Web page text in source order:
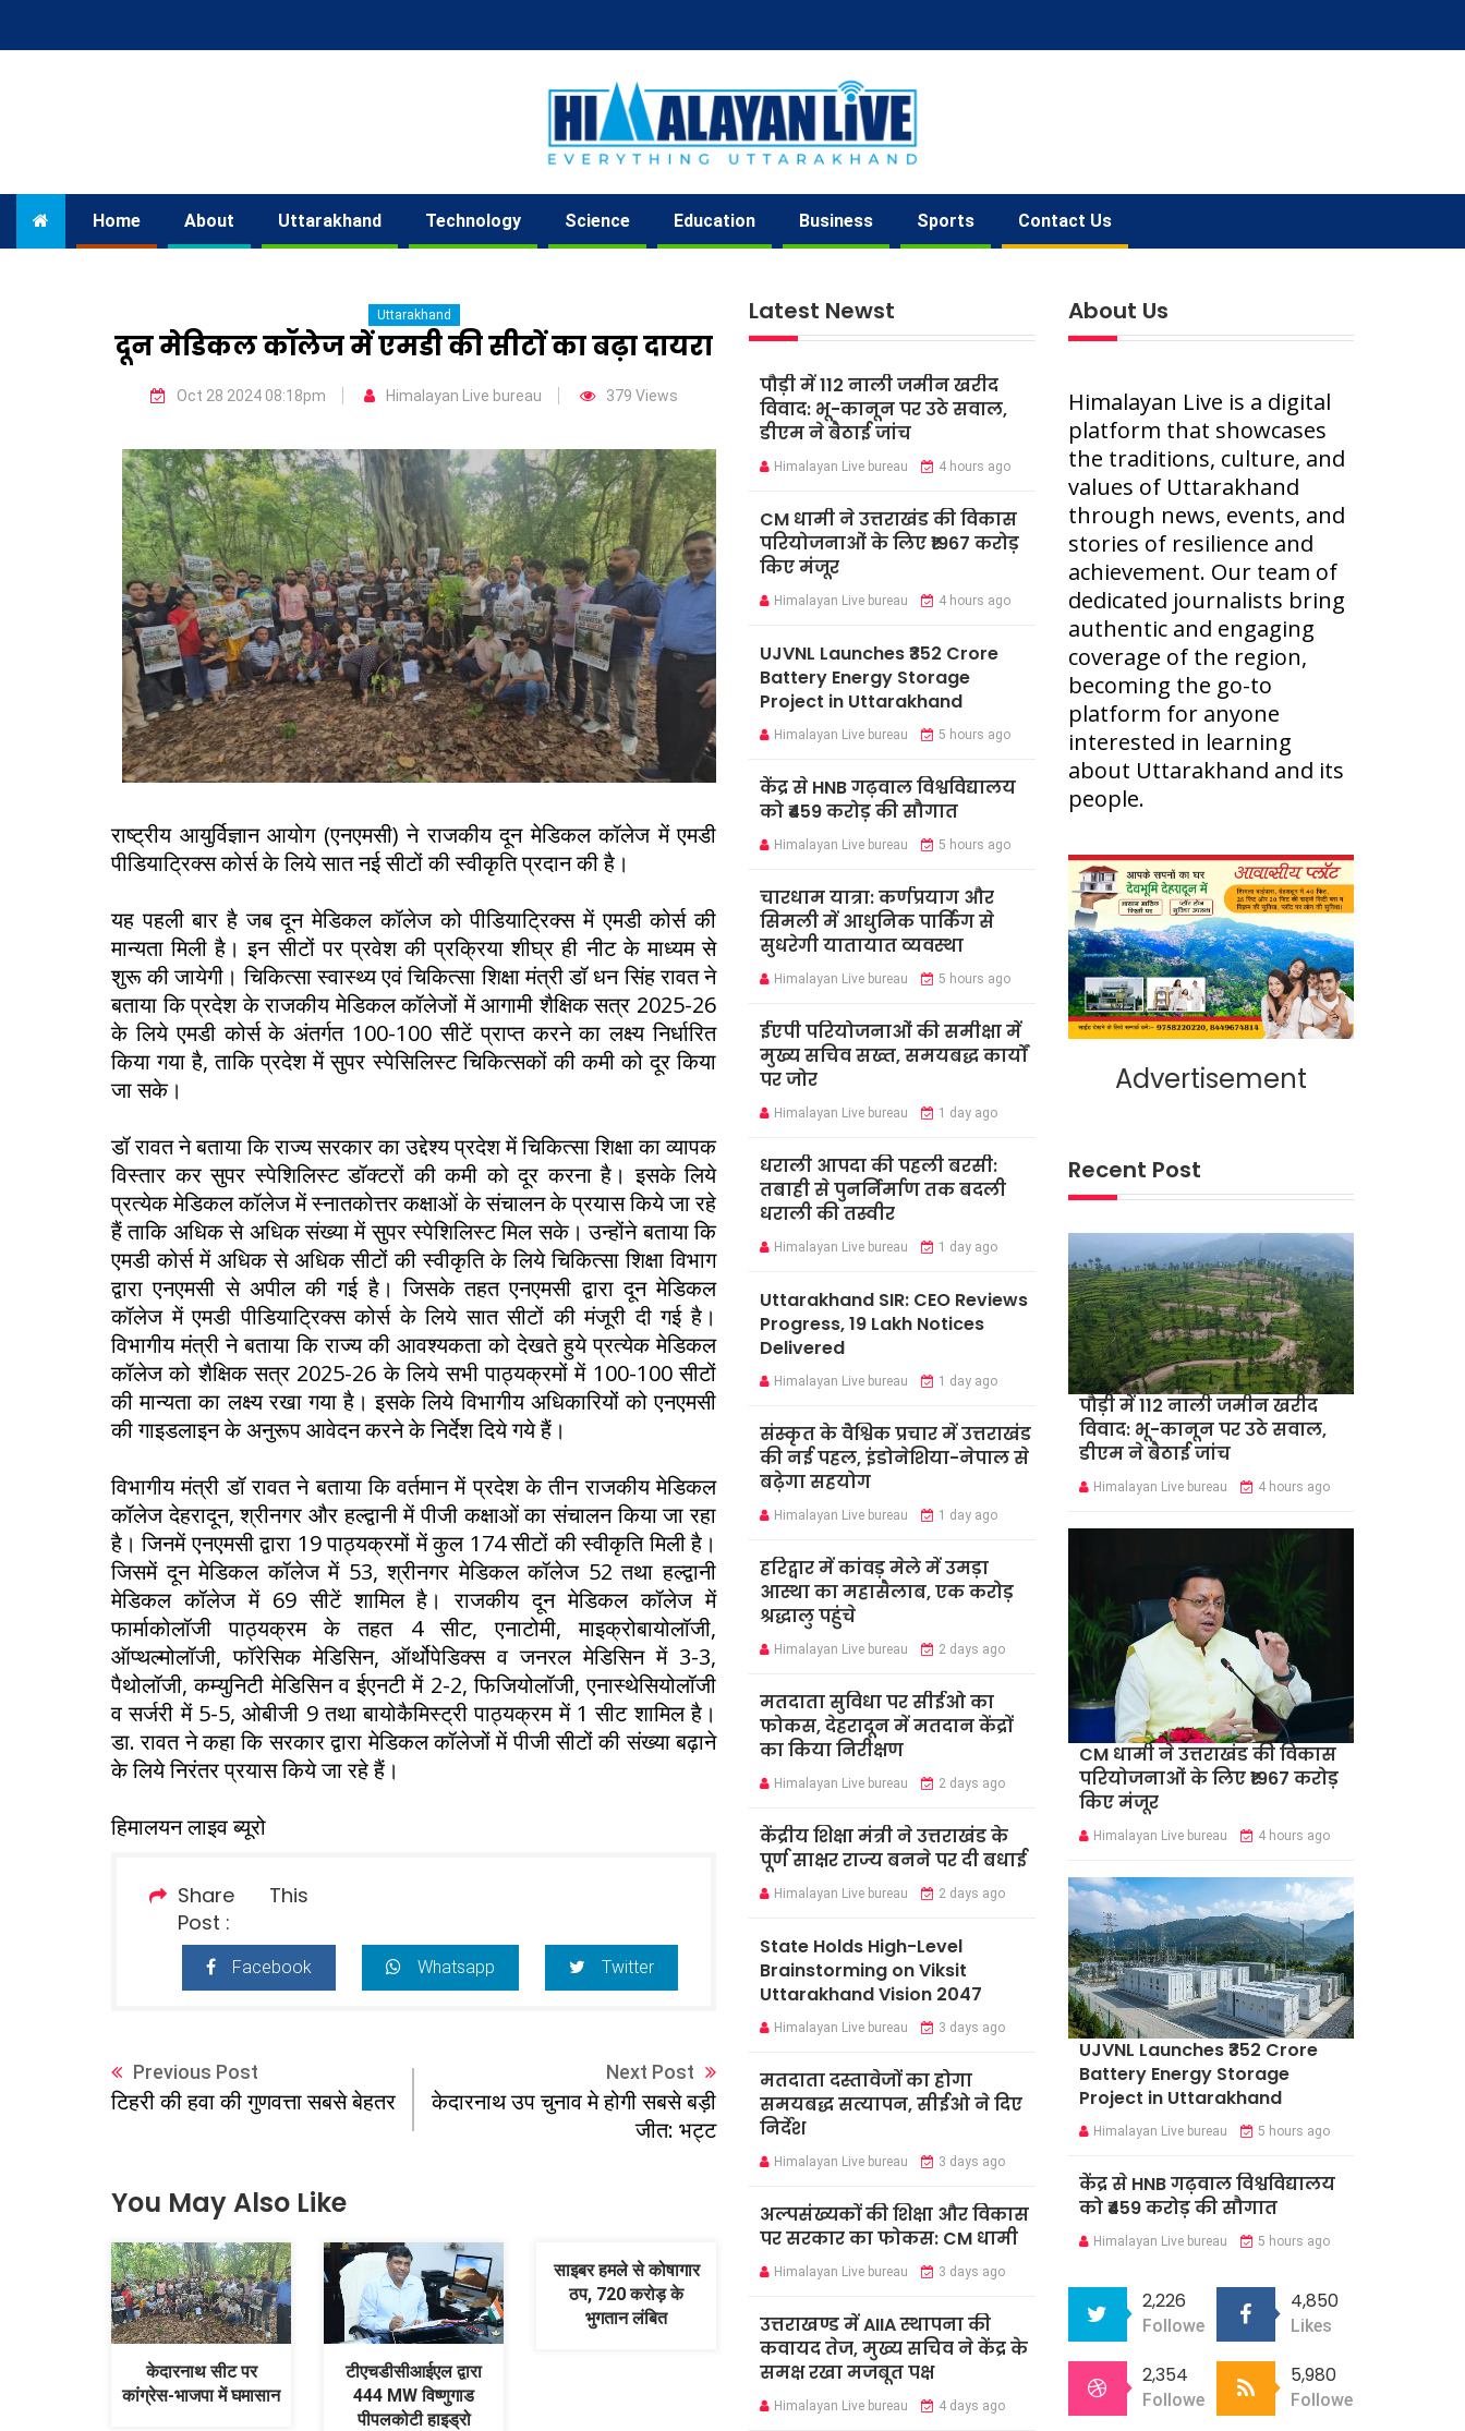
Home About Uttarakhand Technology Science Education Business Sports Contact Us
Uttarakhand
दून मेडिकल कॉलेज में एमडी की सीटों का बढ़ा दायरा
Oct 28 2024 08:18pm Himalayan Live bureau 379 Views
राष्ट्रीय आयुर्विज्ञान आयोग (एनएमसी) ने राजकीय दून मेडिकल कॉलेज में एमडी
पीडियाट्रिक्स कोर्स के लिये सात नई सीटों की स्वीकृति प्रदान की है।
यह पहली बार है जब दून मेडिकल कॉलेज को पीडियाट्रिक्स में एमडी कोर्स की
मान्यता मिली है। इन सीटों पर प्रवेश की प्रक्रिया शीघ्र ही नीट के माध्यम से
शुरू की जायेगी। चिकित्सा स्वास्थ्य एवं चिकित्सा शिक्षा मंत्री डॉ धन सिंह रावत ने
बताया कि प्रदेश के राजकीय मेडिकल कॉलेजों में आगामी शैक्षिक सत्र 2025-26
के लिये एमडी कोर्स के अंतर्गत 100-100 सीटें प्राप्त करने का लक्ष्य निर्धारित
किया गया है, ताकि प्रदेश में सुपर स्पेसिलिस्ट चिकित्सकों की कमी को दूर किया
जा सके।
डॉ रावत ने बताया कि राज्य सरकार का उद्देश्य प्रदेश में चिकित्सा शिक्षा का व्यापक
विस्तार कर सुपर स्पेशिलिस्ट डॉक्टरों की कमी को दूर करना है। इसके लिये
प्रत्येक मेडिकल कॉलेज में स्नातकोत्तर कक्षाओं के संचालन के प्रयास किये जा रहे
हैं ताकि अधिक से अधिक संख्या में सुपर स्पेशिलिस्ट मिल सके। उन्होंने बताया कि
एमडी कोर्स में अधिक से अधिक सीटों की स्वीकृति के लिये चिकित्सा शिक्षा विभाग
द्वारा एनएमसी से अपील की गई है। जिसके तहत एनएमसी द्वारा दून मेडिकल
कॉलेज में एमडी पीडियाट्रिक्स कोर्स के लिये सात सीटों की मंजूरी दी गई है।
विभागीय मंत्री ने बताया कि राज्य की आवश्यकता को देखते हुये प्रत्येक मेडिकल
कॉलेज को शैक्षिक सत्र 2025-26 के लिये सभी पाठ्यक्रमों में 100-100 सीटों
की मान्यता का लक्ष्य रखा गया है। इसके लिये विभागीय अधिकारियों को एनएमसी
की गाइडलाइन के अनुरूप आवेदन करने के निर्देश दिये गये हैं।
विभागीय मंत्री डॉ रावत ने बताया कि वर्तमान में प्रदेश के तीन राजकीय मेडिकल
कॉलेज देहरादून, श्रीनगर और हल्द्वानी में पीजी कक्षाओं का संचालन किया जा रहा
है। जिनमें एनएमसी द्वारा 19 पाठ्यक्रमों में कुल 174 सीटों की स्वीकृति मिली है।
जिसमें दून मेडिकल कॉलेज में 53, श्रीनगर मेडिकल कॉलेज 52 तथा हल्द्वानी
मेडिकल कॉलेज में 69 सीटें शामिल है। राजकीय दून मेडिकल कॉलेज में
फार्माकोलॉजी पाठ्यक्रम के तहत 4 सीट, एनाटोमी, माइक्रोबायोलॉजी,
ऑप्थल्मोलॉजी, फॉरेसिक मेडिसिन, ऑर्थोपेडिक्स व जनरल मेडिसिन में 3-3,
पैथोलॉजी, कम्युनिटी मेडिसिन व ईएनटी में 2-2, फिजियोलॉजी, एनास्थेसियोलॉजी
व सर्जरी में 5-5, ओबीजी 9 तथा बायोकैमिस्ट्री पाठ्यक्रम में 1 सीट शामिल है।
डा. रावत ने कहा कि सरकार द्वारा मेडिकल कॉलेजों में पीजी सीटों की संख्या बढ़ाने
के लिये निरंतर प्रयास किये जा रहे हैं।
हिमालयन लाइव ब्यूरो
Share This
Post :
Facebook Whatsapp Twitter
Previous Post
टिहरी की हवा की गुणवत्ता सबसे बेहतर
Next Post
केदारनाथ उप चुनाव मे होगी सबसे बड़ी
जीत: भट्ट
You May Also Like
केदारनाथ सीट पर
कांग्रेस-भाजपा में घमासान
टीएचडीसीआईएल द्वारा
444 MW विष्णुगाड
पीपलकोटी हाइड्रो
साइबर हमले से कोषागार
ठप, 720 करोड़ के
भुगतान लंबित
Latest Newst
पौड़ी में 112 नाली जमीन खरीद
विवाद: भू-कानून पर उठे सवाल,
डीएम ने बैठाई जांच
Himalayan Live bureau 4 hours ago
CM धामी ने उत्तराखंड की विकास
परियोजनाओं के लिए ₹1967 करोड़
किए मंजूर
Himalayan Live bureau 4 hours ago
UJVNL Launches ₹352 Crore
Battery Energy Storage
Project in Uttarakhand
Himalayan Live bureau 5 hours ago
केंद्र से HNB गढ़वाल विश्वविद्यालय
को ₹459 करोड़ की सौगात
Himalayan Live bureau 5 hours ago
चारधाम यात्रा: कर्णप्रयाग और
सिमली में आधुनिक पार्किंग से
सुधरेगी यातायात व्यवस्था
Himalayan Live bureau 5 hours ago
ईएपी परियोजनाओं की समीक्षा में
मुख्य सचिव सख्त, समयबद्ध कार्यों
पर जोर
Himalayan Live bureau 1 day ago
धराली आपदा की पहली बरसी:
तबाही से पुनर्निर्माण तक बदली
धराली की तस्वीर
Himalayan Live bureau 1 day ago
Uttarakhand SIR: CEO Reviews
Progress, 19 Lakh Notices
Delivered
Himalayan Live bureau 1 day ago
संस्कृत के वैश्विक प्रचार में उत्तराखंड
की नई पहल, इंडोनेशिया-नेपाल से
बढ़ेगा सहयोग
Himalayan Live bureau 1 day ago
हरिद्वार में कांवड़ मेले में उमड़ा
आस्था का महासैलाब, एक करोड़
श्रद्धालु पहुंचे
Himalayan Live bureau 2 days ago
मतदाता सुविधा पर सीईओ का
फोकस, देहरादून में मतदान केंद्रों
का किया निरीक्षण
Himalayan Live bureau 2 days ago
केंद्रीय शिक्षा मंत्री ने उत्तराखंड के
पूर्ण साक्षर राज्य बनने पर दी बधाई
Himalayan Live bureau 2 days ago
State Holds High-Level
Brainstorming on Viksit
Uttarakhand Vision 2047
Himalayan Live bureau 3 days ago
मतदाता दस्तावेजों का होगा
समयबद्ध सत्यापन, सीईओ ने दिए
निर्देश
Himalayan Live bureau 3 days ago
अल्पसंख्यकों की शिक्षा और विकास
पर सरकार का फोकस: CM धामी
Himalayan Live bureau 3 days ago
उत्तराखण्ड में AIIA स्थापना की
कवायद तेज, मुख्य सचिव ने केंद्र के
समक्ष रखा मजबूत पक्ष
Himalayan Live bureau 4 days ago
About Us
Himalayan Live is a digital
platform that showcases
the traditions, culture, and
values of Uttarakhand
through news, events, and
stories of resilience and
achievement. Our team of
dedicated journalists bring
authentic and engaging
coverage of the region,
becoming the go-to
platform for anyone
interested in learning
about Uttarakhand and its
people.
Advertisement
Recent Post
पौड़ी में 112 नाली जमीन खरीद
विवाद: भू-कानून पर उठे सवाल,
डीएम ने बैठाई जांच
Himalayan Live bureau 4 hours ago
CM धामी ने उत्तराखंड की विकास
परियोजनाओं के लिए ₹1967 करोड़
किए मंजूर
Himalayan Live bureau 4 hours ago
UJVNL Launches ₹352 Crore
Battery Energy Storage
Project in Uttarakhand
Himalayan Live bureau 5 hours ago
केंद्र से HNB गढ़वाल विश्वविद्यालय
को ₹459 करोड़ की सौगात
Himalayan Live bureau 5 hours ago
2,226
Followers
4,850
Likes
2,354
Followers
5,980
Followers